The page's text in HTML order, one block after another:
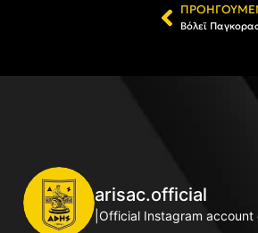
Βόλεϊ
arisac.official
|Official Instagram account